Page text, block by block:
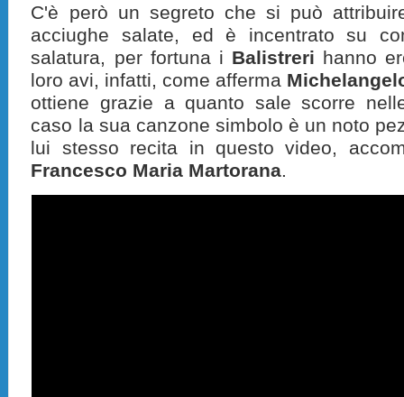
C'è però un segreto che si può
acciughe salate, ed è incentrato su
salatura, per fortuna i Balistreri hanno
loro avi, infatti, come afferma
ottiene grazie a quanto sale scorre
caso la sua canzone simbolo è un noto
lui stesso recita in questo video,
Francesco Maria Martorana.